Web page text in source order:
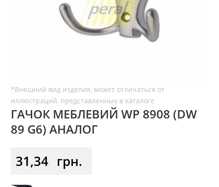
ГАЧОК МЕБЛЕВИЙ WР 8908 (DW
89 G6) АНАЛОГ
31,34 грн.